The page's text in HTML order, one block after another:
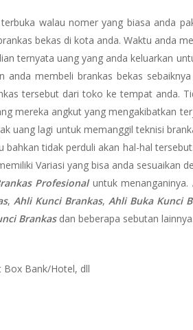
walau nomer yang biasa anda
bekas di kota anda. Waktu anda
ternyata uang yang anda keluarkan
membeli brankas bekas
tersebut dari toko ke tempat anda.
mereka angkut yang mengakibatkan
uang lagi untuk memanggil teknisi
tidak perduli akan hal-hal
Variasi yang bisa anda sesuaikan
Profesionaluntuk menanganinya.
, Ahli Kunci Brankas,Ahli Buka Kunci
Brankasdan beberapa sebutan lainnya.
Box Bank/Hotel, dll